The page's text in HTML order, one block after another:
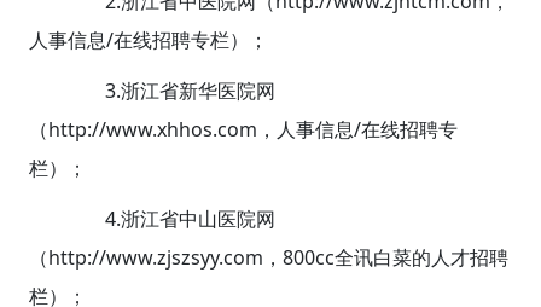
人事信息/在线招聘专栏）；
3.浙江省新华医院网
（http://www.xhhos.com，人事信息/在线招聘专
栏）；
4.浙江省中山医院网
（http://www.zjszsyy.com，800cc全讯白菜的人才招聘
栏）；